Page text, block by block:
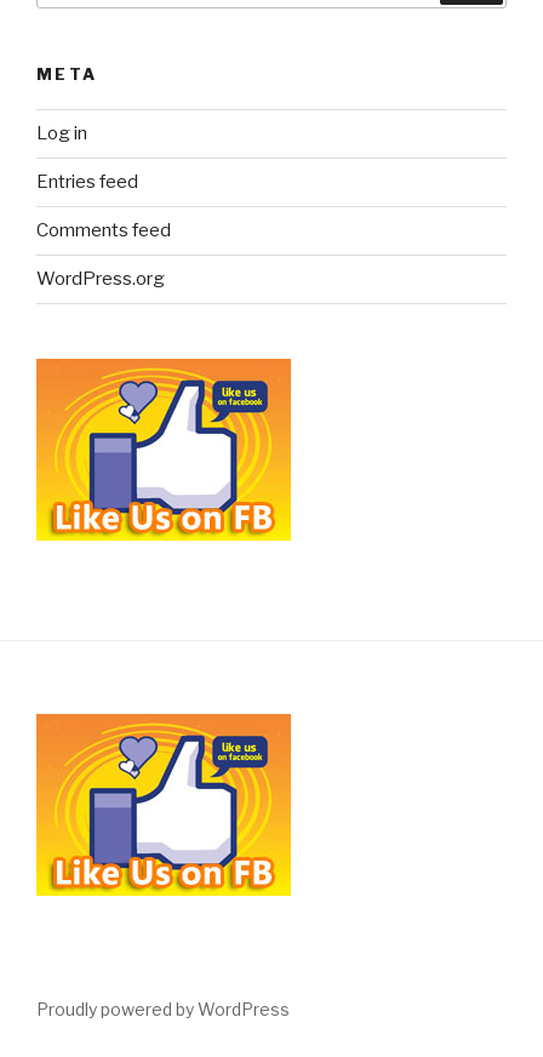
META
Log in
Entries feed
Comments feed
WordPress.org
Proudly powered by WordPress